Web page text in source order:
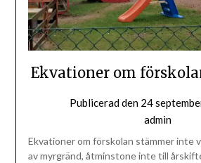
Ekvationer om
Publicerad den 24
admin
Ekvationer om förskolan stämmer inte
av myrgränd, åtminstone inte till